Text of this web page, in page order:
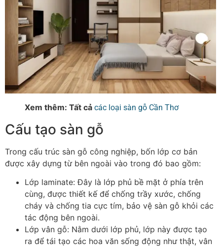
Xem thêm: Tất cả các loại sàn gỗ Cần Thơ
Cấu tạo sàn gỗ
Trong cấu trúc sàn gỗ công nghiệp, bốn lớp cơ bản
được xây dựng từ bên ngoài vào trong đó bao gồm:
Lớp laminate: Đây là lớp phủ bề mặt ở phía trên
cùng, được thiết kế để chống trầy xước, chống
cháy và chống tia cực tím, bảo vệ sàn gỗ khỏi các
tác động bên ngoài.
Lớp vân gỗ: Nằm dưới lớp phủ, lớp này được tạo
ra để tái tạo các hoa văn sống động như thật, vân